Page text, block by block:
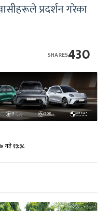
प्रदर्शन गरेका
430
SHARES
गते १३:३८